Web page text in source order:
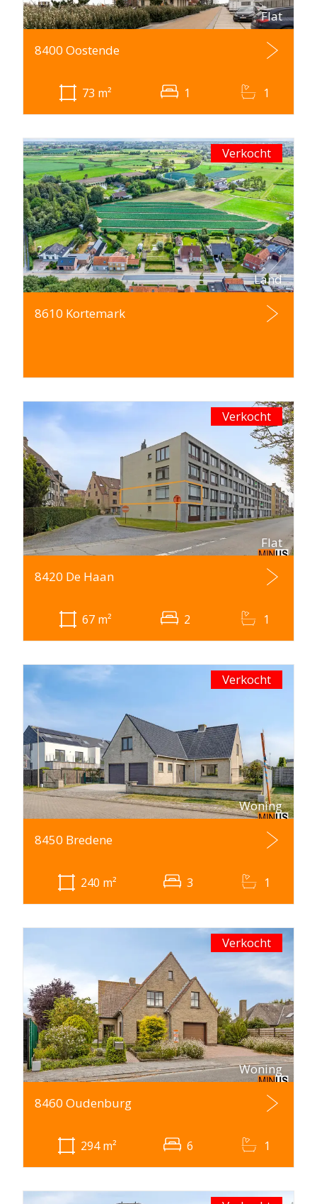
Flat
8400 Oostende
73 m² 1 1
Verkocht
Land
8610 Kortemark
Verkocht
Flat
8420 De Haan
67m² 2 1
Verkocht
Woning
8450 Bredene
240 m² 3 1
Verkocht
Woning
8460 Oudenburg
294m² 6 1